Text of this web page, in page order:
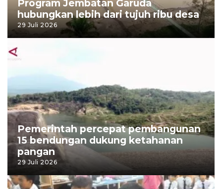
Program Jembatan Garuda
hubungkan lebih dari tujuh ribu desa
29 Juli 2026
Pemerintah percepat pembangunan
15 bendungan dukung ketahanan
pangan
29 Juli 2026